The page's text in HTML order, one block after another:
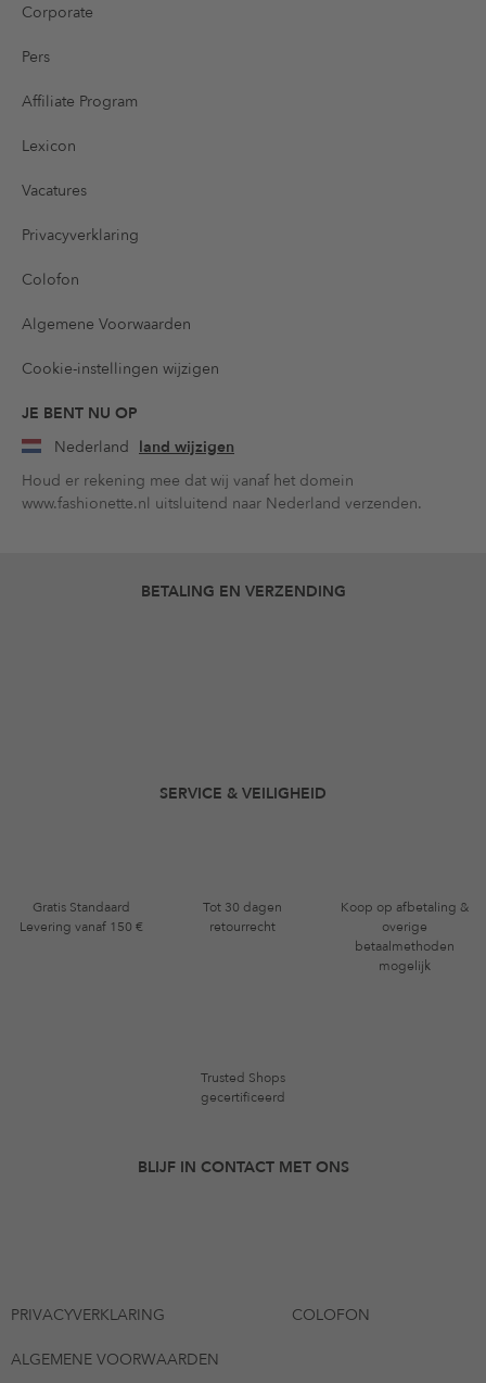
Corporate
Pers
Affiliate Program
Lexicon
Vacatures
Privacyverklaring
Colofon
Algemene Voorwaarden
Cookie-instellingen wijzigen
JE BENT NU OP
Nederland land wijzigen
Houd er rekening mee dat wij vanaf het domein
www.fashionette.nl uitsluitend naar Nederland verzenden.
BETALING EN VERZENDING
SERVICE & VEILIGHEID
Gratis Standaard
Levering vanaf 150 €
Tot 30 dagen
retourrecht
Koop op afbetaling &
overige
betaalmethoden
mogelijk
Trusted Shops
gecertificeerd
BLIJF IN CONTACT MET ONS
PRIVACYVERKLARING COLOFON
ALGEMENE VOORWAARDEN